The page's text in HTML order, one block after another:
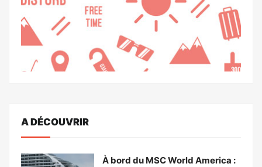
A DÉCOUVRIR
À bord du MSC World America :